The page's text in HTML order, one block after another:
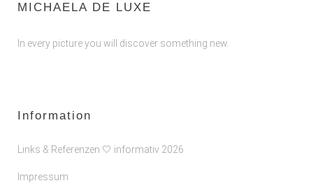
MICHAELA DE LUXE
In every picture you will discover something new.
Information
Links & Referenzen 🤍 informativ 2026
Impressum